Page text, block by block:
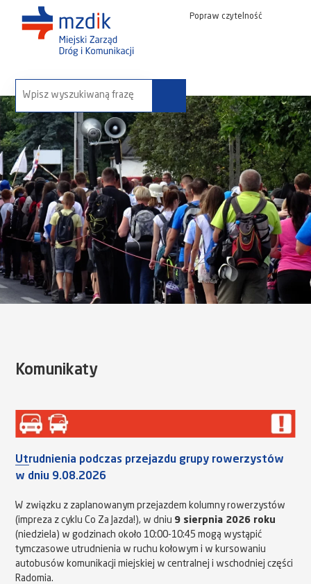
Popraw czytelność
wyszukaj na stronie:
Komunikaty
Utrudnienia podczas przejazdu grupy rowerzystów
w dniu 9.08.2026
W związku z zaplanowanym przejazdem kolumny rowerzystów
(impreza z cyklu Co Za Jazda!), w dniu 9 sierpnia 2026 roku
(niedziela) w godzinach około 10:00-10:45 mogą wystąpić
tymczasowe utrudnienia w ruchu kołowym i w kursowaniu
autobusów komunikacji miejskiej w centralnej i wschodniej części
Radomia.